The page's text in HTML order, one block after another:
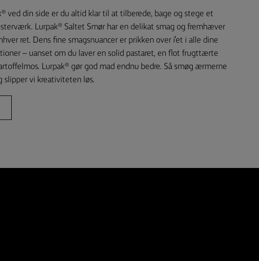
ved din side er du altid klar til at tilberede, bage og stege et
Lurpak® Saltet Smør har en delikat smag og fremhæver
ret. Dens fine smagsnuancer er prikken over i'et i alle dine
– uanset om du laver en solid pastaret, en flot frugttærte
Lurpak® gør god mad endnu bedre. Så smøg ærmerne
slipper vi kreativiteten løs.